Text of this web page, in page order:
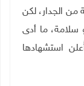
من الجدار، لكن
سلامة، ما أدى
استشهادها